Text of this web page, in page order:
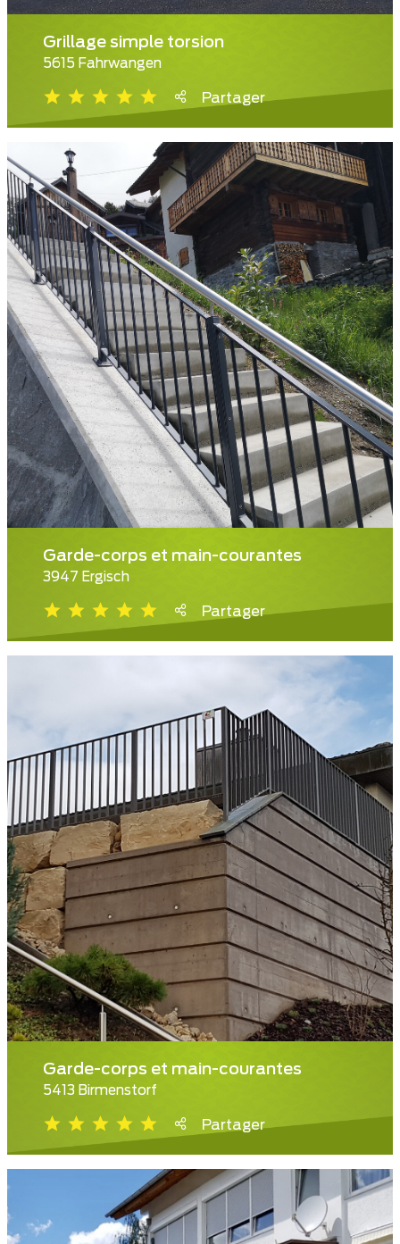
Grillage simple torsion
5615 Fahrwangen
Partager
Garde-corps et main-courantes
3947 Ergisch
Partager
Garde-corps et main-courantes
5413 Birmenstorf
Partager